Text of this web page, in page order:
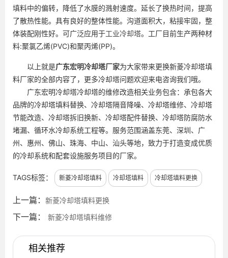
填料中的偏转，降低了水膜的溅射速度。延长了换热时间，提高
了散热性能。具有良好的整体性能。沟道面积大，粘接牢固，整
体装配刚性好。可广泛应用于工业冷却塔。工厂目前生产两种材
料:聚氯乙烯(PVC)和聚丙烯(PP)。
以上就是广东宏明冷却塔厂家为大家带来更换新菱冷却塔填
料厂家的全部内容了，更多冷却塔问题欢迎来电咨询我们哦。
广东宏明冷却塔冷却塔的维修改造相关业务包含：承包各大
品牌的冷却塔填料替换、冷却塔隔音降噪、冷却塔维修、冷却塔
节能改造、冷却塔拆旧换新、冷却塔配件替换、冷却塔防腐防水
堵漏、循环水冷却系统工程等。服务范围涵盖东莞、深圳、广
州、惠州、佛山、珠海、中山、汕头等地，致力于打造变成优质
的冷却系统和配套设施服务项目的厂家。
TAGS标签： 新菱冷却塔填料 冷却塔填料 冷却塔填料更换
上一篇： 新菱冷却塔填料更换
下一篇： 新菱冷却塔填料维修
相关推荐